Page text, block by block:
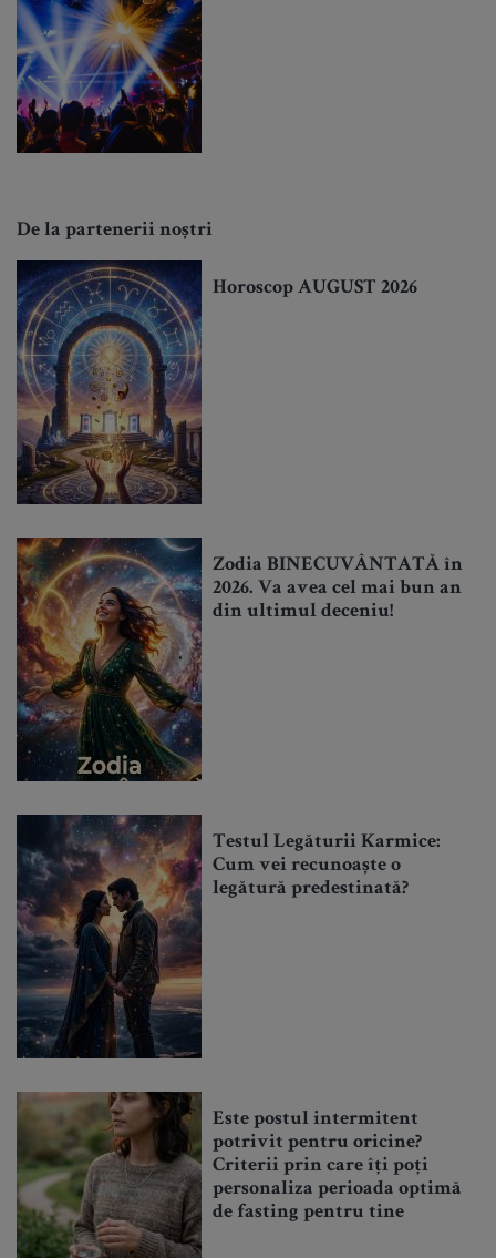
De la partenerii noștri
Horoscop AUGUST 2026
Zodia BINECUVÂNTATĂ în
2026. Va avea cel mai bun an
din ultimul deceniu!
Testul Legăturii Karmice:
Cum vei recunoaște o
legătură predestinată?
Este postul intermitent
potrivit pentru oricine?
Criterii prin care îți poți
personaliza perioada optimă
de fasting pentru tine